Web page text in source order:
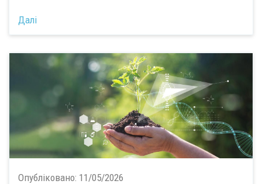
Далі
Опубліковано: 11/05/2026